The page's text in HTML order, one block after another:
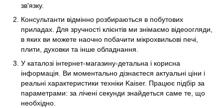
зв'язку.
Консультанти відмінно розбираються в побутових
приладах. Для зручності клієнтів ми знімаємо відеоогляди,
в яких ви можете наочно побачити мікрохвильові печі,
плити, духовки та інше обладнання.
У каталозі інтернет-магазину-детальна і корисна
інформація. Ви моментально дізнаєтеся актуальні ціни і
реальні характеристики техніки Kaiser. Працює підбір за
параметрами: за лічені секунди знайдеться саме те, що
необхідно.